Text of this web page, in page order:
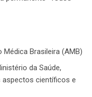
Brasileira (AMB)
da Saúde,
aspectos científicos e